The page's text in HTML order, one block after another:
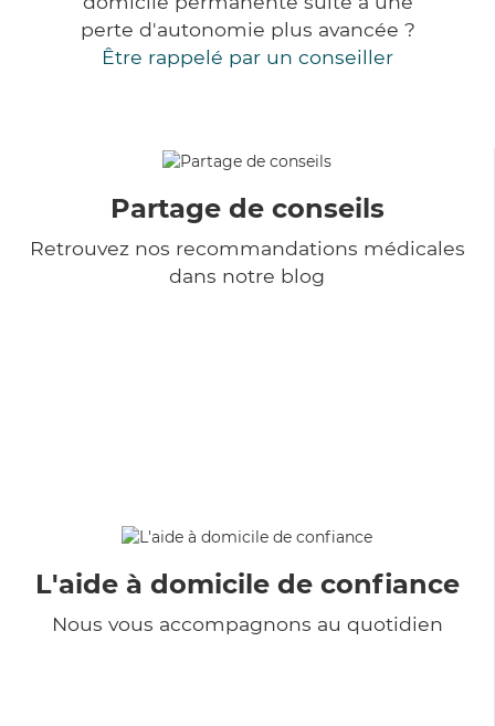
perte d'autonomie plus avancée ?
Être rappelé par un conseiller
Partage de conseils
Retrouvez nos recommandations médicales
dans notre blog
L'aide à domicile de confiance
Nous vous accompagnons au quotidien